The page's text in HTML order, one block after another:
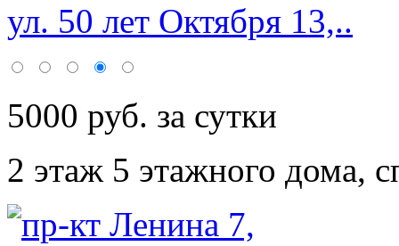
ул. 50 лет Октября 13,..
5000 руб. за сутки
2 этаж 5 этажного дома,